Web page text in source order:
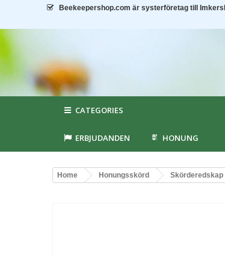
Beekeepershop.com är systerföretag till
CATEGORIES
ERBJUDANDEN HONUNG
Home Honungsskörd Skörderedskap